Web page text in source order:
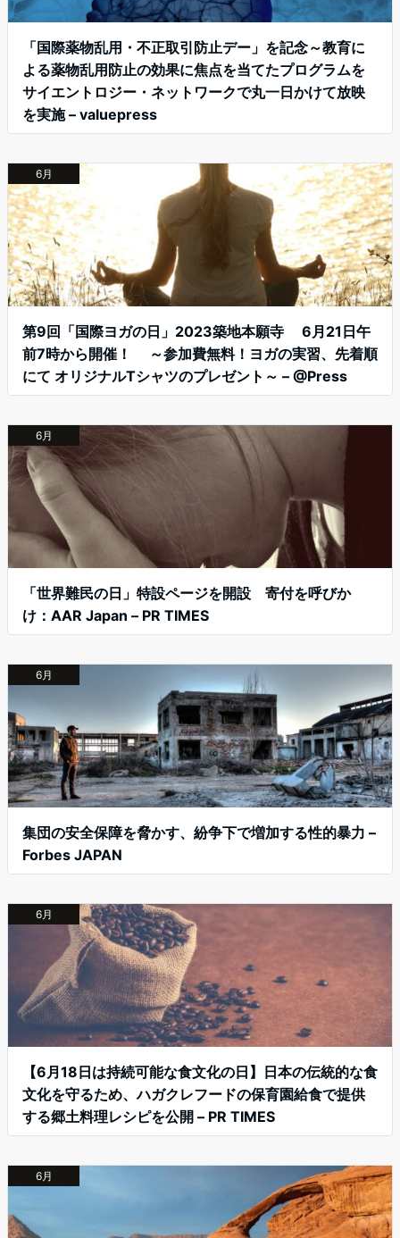
「国際薬物乱用・不正取引防止デー」を記念～教育に
よる薬物乱用防止の効果に焦点を当てたプログラムを
サイエントロジー・ネットワークで丸一日かけて放映
を実施 – valuepress
6月
第9回「国際ヨガの日」2023築地本願寺 6月21日午
前7時から開催！ ～参加費無料！ヨガの実習、先着順
にて オリジナルTシャツのプレゼント～ – @Press
6月
「世界難民の日」特設ページを開設 寄付を呼びか
け：AAR Japan – PR TIMES
6月
集団の安全保障を脅かす、紛争下で増加する性的暴力 –
Forbes JAPAN
6月
【6月18日は持続可能な食文化の日】日本の伝統的な食
文化を守るため、ハガクレフードの保育園給食で提供
する郷土料理レシピを公開 – PR TIMES
6月